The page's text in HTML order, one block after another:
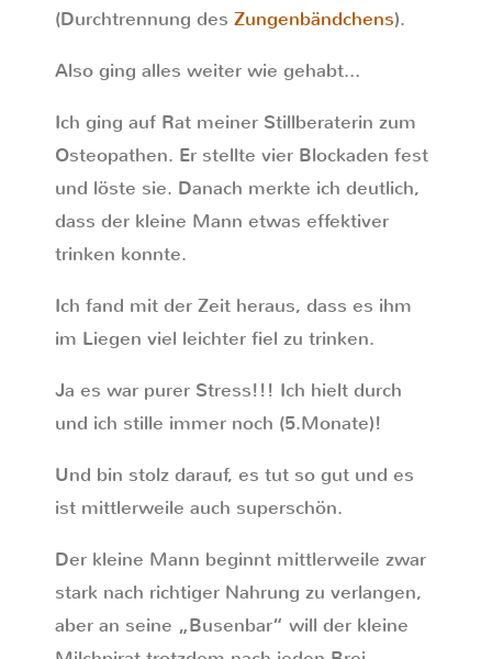
(Durchtrennung des Zungenbändchens).
Also ging alles weiter wie gehabt…
Ich ging auf Rat meiner Stillberaterin zum
Osteopathen. Er stellte vier Blockaden fest
und löste sie. Danach merkte ich deutlich,
dass der kleine Mann etwas effektiver
trinken konnte.
Ich fand mit der Zeit heraus, dass es ihm
im Liegen viel leichter fiel zu trinken.
Ja es war purer Stress!!! Ich hielt durch
und ich stille immer noch (5.Monate)!
Und bin stolz darauf, es tut so gut und es
ist mittlerweile auch superschön.
Der kleine Mann beginnt mittlerweile zwar
stark nach richtiger Nahrung zu verlangen,
aber an seine „Busenbar“ will der kleine